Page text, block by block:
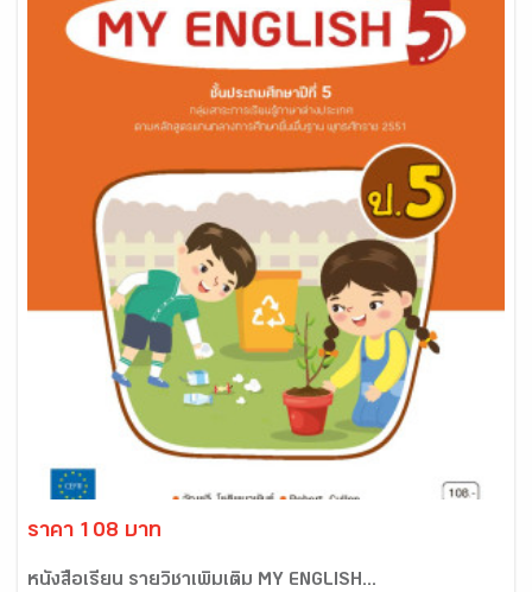
ราคา 108 บาท
หนังสือเรียน รายวิชาเพิ่มเติม MY ENGLISH...